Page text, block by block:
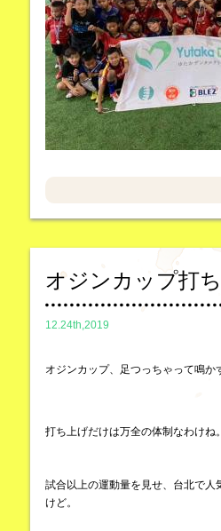
オジンカップ打
12.24th,2019
オジンカップ、足つっちゃって鳴か
打ち上げだけは万全の体制なわけね
試合以上の運動量を見せ、台北で
けど。